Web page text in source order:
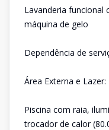
Lavanderia funcional
máquina de gelo
Dependência de
Área Externa e Lazer:
Piscina com raia,
trocador de calor